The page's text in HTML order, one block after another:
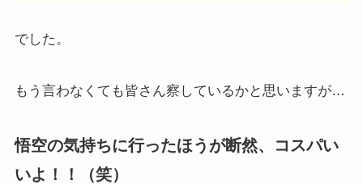
でした。
もう言わなくても皆さん察しているかと思いますが…
悟空の気持ちに行ったほうが断然、コスパい
いよ！！（笑）